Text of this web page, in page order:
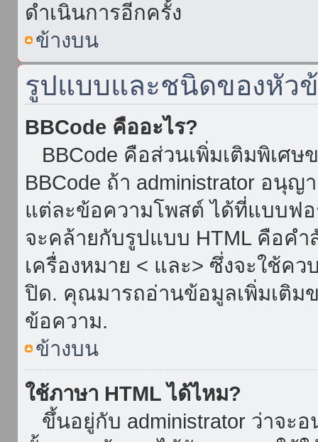
ดำเนินการอีกครั้ง
ข้างบน
รูปแบบและชนิดของหัว
BBCode คืออะไร?
BBCode คือส่วนเพิ่มเติมพิเศ
BBCode ถ้า administrator อนุ
แต่ละข้อความโพสต์ ได้ที่แบบฟ
จะคล้ายกับรูปแบบ HTML คือคำ
เครื่องหมาย < และ> ซึ่งจะใช้ค
ปิด. คุณมารถอ่านข้อมูลเพิ่มเติม
ข้อความ.
ข้างบน
ใช้ภาษา HTML ได้ไหม?
ขึ้นอยู่กับ administrator ว่าจะ